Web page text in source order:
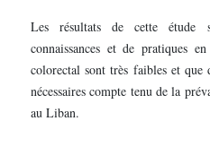
Les résultats de cette étude
connaissances et de pratiques
colorectal sont très faibles et que
nécessaires compte tenu de la
au Liban.